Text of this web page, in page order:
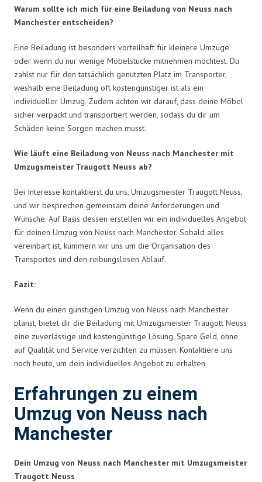
Warum sollte ich mich für eine Beiladung von Neuss nach
Manchester entscheiden?
Eine Beiladung ist besonders vorteilhaft für kleinere Umzüge
oder wenn du nur wenige Möbelstücke mitnehmen möchtest. Du
zahlst nur für den tatsächlich genutzten Platz im Transporter,
weshalb eine Beiladung oft kostengünstiger ist als ein
individueller Umzug. Zudem achten wir darauf, dass deine Möbel
sicher verpackt und transportiert werden, sodass du dir um
Schäden keine Sorgen machen musst.
Wie läuft eine Beiladung von Neuss nach Manchester mit
Umzugsmeister Traugott Neuss ab?
Bei Interesse kontaktierst du uns, Umzugsmeister Traugott Neuss,
und wir besprechen gemeinsam deine Anforderungen und
Wünsche. Auf Basis dessen erstellen wir ein individuelles Angebot
für deinen Umzug von Neuss nach Manchester. Sobald alles
vereinbart ist, kümmern wir uns um die Organisation des
Transportes und den reibungslosen Ablauf.
Fazit:
Wenn du einen günstigen Umzug von Neuss nach Manchester
planst, bietet dir die Beiladung mit Umzugsmeister Traugott Neuss
eine zuverlässige und kostengünstige Lösung. Spare Geld, ohne
auf Qualität und Service verzichten zu müssen. Kontaktiere uns
noch heute, um dein individuelles Angebot zu erhalten.
Erfahrungen zu einem
Umzug von Neuss nach
Manchester
Dein Umzug von Neuss nach Manchester mit Umzugsmeister
Traugott Neuss